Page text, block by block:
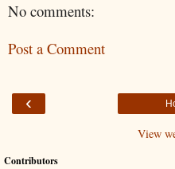
No comments:
Post a Comment
‹
View
Contributors